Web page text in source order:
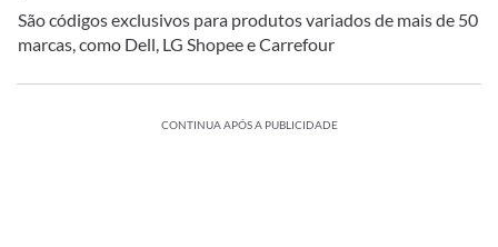
São códigos exclusivos para produtos variados de mais de 50
marcas, como Dell, LG Shopee e Carrefour
CONTINUA APÓS A PUBLICIDADE